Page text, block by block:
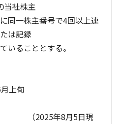
当社株主
株主番号で4回以上連
は記録
こととする。
上旬
年8月5日現